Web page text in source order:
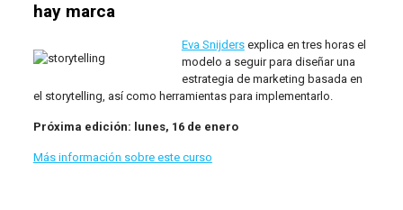
hay marca
Eva Snijdersexplica en tres horas el
modelo a seguir para diseñar una
estrategia de marketing basada en
el storytelling, así como herramientas para implementarlo.
Próxima edición: lunes, 16 de enero
Más información sobre este curso